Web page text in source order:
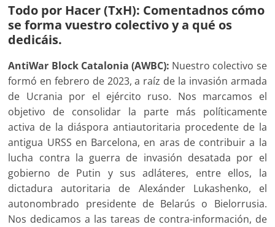
Todo por Hacer (TxH): Comentadnos cómo
se forma vuestro colectivo y a qué os
dedicáis.
AntiWar Block Catalonia (AWBC): Nuestro colectivo se
formó en febrero de 2023, a raíz de la invasión armada
de Ucrania por el ejército ruso. Nos marcamos el
objetivo de consolidar la parte más políticamente
activa de la diáspora antiautoritaria procedente de la
antigua URSS en Barcelona, en aras de contribuir a la
lucha contra la guerra de invasión desatada por el
gobierno de Putin y sus adláteres, entre ellos, la
dictadura autoritaria de Alexánder Lukashenko, el
autonombrado presidente de Belarús o Bielorrusia.
Nos dedicamos a las tareas de contra-información, de